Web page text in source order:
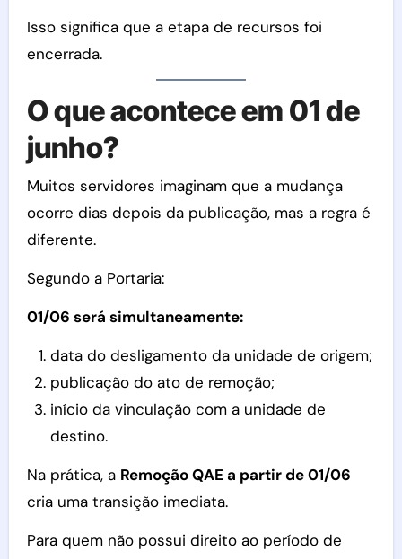
Isso significa que a etapa de recursos foi
encerrada.
O que acontece em 01 de
junho?
Muitos servidores imaginam que a mudança
ocorre dias depois da publicação, mas a regra é
diferente.
Segundo a Portaria:
01/06 será simultaneamente:
data do desligamento da unidade de origem;
publicação do ato de remoção;
início da vinculação com a unidade de
destino.
Na prática, a Remoção QAE a partir de 01/06
cria uma transição imediata.
Para quem não possui direito ao período de